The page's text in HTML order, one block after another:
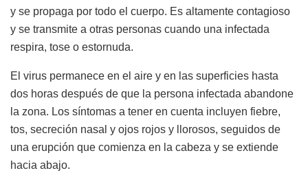
y se propaga por todo el cuerpo. Es altamente contagioso
y se transmite a otras personas cuando una infectada
respira, tose o estornuda.
El virus permanece en el aire y en las superficies hasta
dos horas después de que la persona infectada abandone
la zona. Los síntomas a tener en cuenta incluyen fiebre,
tos, secreción nasal y ojos rojos y llorosos, seguidos de
una erupción que comienza en la cabeza y se extiende
hacia abajo.